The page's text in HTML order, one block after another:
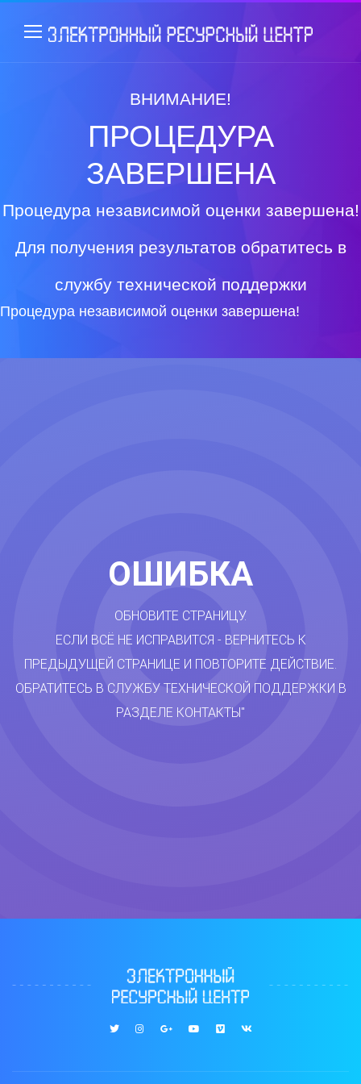
ВНИМАНИЕ!
ПРОЦЕДУРА
ЗАВЕРШЕНА
Процедура независимой оценки завершена!
Для получения результатов обратитесь в
службу технической поддержки
Процедура независимой оценки завершена!
ОШИБКА
ОБНОВИТЕ СТРАНИЦУ.
ЕСЛИ ВСЁ НЕ ИСПРАВИТСЯ - ВЕРНИТЕСЬ К
ПРЕДЫДУЩЕЙ СТРАНИЦЕ И ПОВТОРИТЕ ДЕЙСТВИЕ.
ОБРАТИТЕСЬ В СЛУЖБУ ТЕХНИЧЕСКОЙ ПОДДЕРЖКИ В
РАЗДЕЛЕ КОНТАКТЫ"